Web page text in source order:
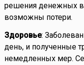
решения денежных
возможны потери.
Здоровье:
день, и полученные
немедленных мер.